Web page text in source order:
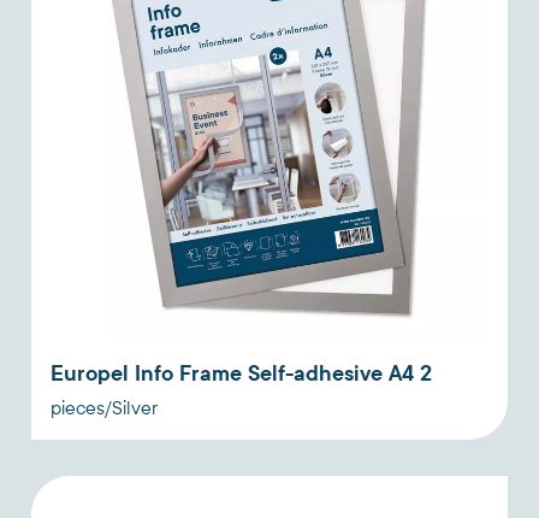
Europel Info Frame Self-adhesive A4 2
pieces/Silver